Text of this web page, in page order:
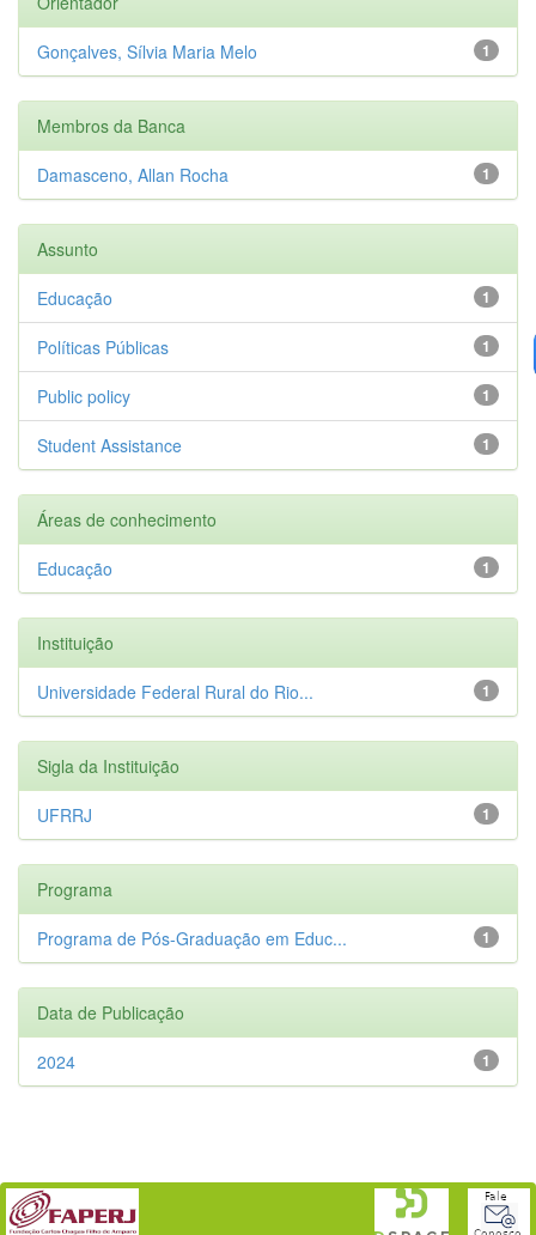
1
Gonçalves, Sílvia Maria Melo
Membros da Banca
1
Damasceno, Allan Rocha
Assunto
1
Educação
1
Políticas Públicas
1
Public policy
1
Student Assistance
Áreas de conhecimento
1
Educação
Instituição
1
Universidade Federal Rural do Rio...
Sigla da Instituição
1
UFRRJ
Programa
1
Programa de Pós-Graduação em Educ...
Data de Publicação
1
2024